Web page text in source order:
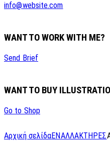
info@website.com
WANT TO WORK WITH ME?
Send Brief
WANT TO BUY
Go to Shop
Αρχική σελίδαΕΝΑΛΛΑΚΤΗΡΕΣ